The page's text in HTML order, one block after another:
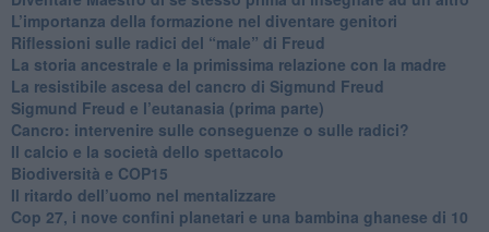
L’importanza della formazione nel diventare genitori
Riflessioni sulle radici del “male” di Freud
​La storia ancestrale e la primissima relazione con la madre
​La resistibile ascesa del cancro di Sigmund Freud
Sigmund Freud e l’eutanasia (prima parte)
Cancro: intervenire sulle conseguenze o sulle radici?
​Il calcio e la società dello spettacolo
Biodiversità e COP15
​Il ritardo dell’uomo nel mentalizzare
​Cop 27, i nove confini planetari e una bambina ghanese di 10